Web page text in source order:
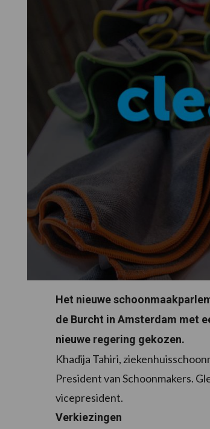
Het nieuwe
de Burcht in Amsterdam met
nieuwe regering gekozen.
Khadija Tahiri,
President van Schoonmakers.
vicepresident.
Verkiezingen